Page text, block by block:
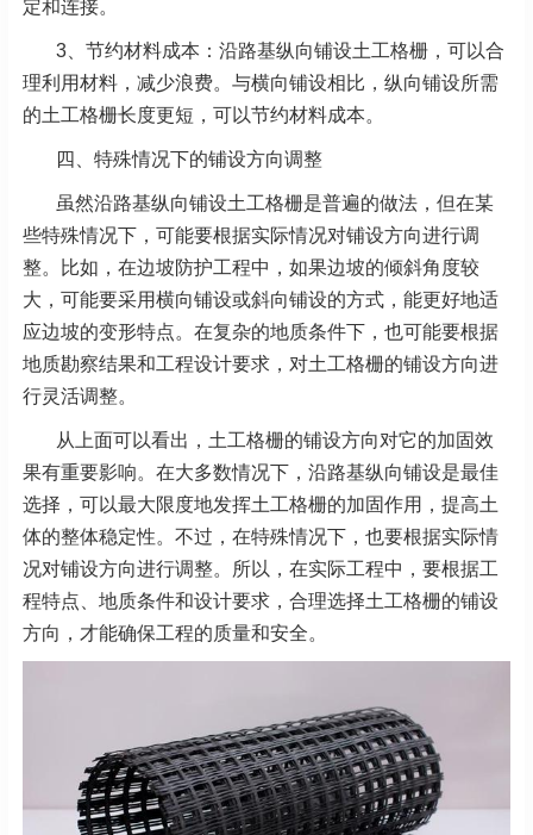
定和连接。
3、节约材料成本：沿路基纵向铺设土工格栅，可以合
理利用材料，减少浪费。与横向铺设相比，纵向铺设所需
的土工格栅长度更短，可以节约材料成本。
四、特殊情况下的铺设方向调整
虽然沿路基纵向铺设土工格栅是普遍的做法，但在某
些特殊情况下，可能要根据实际情况对铺设方向进行调
整。比如，在边坡防护工程中，如果边坡的倾斜角度较
大，可能要采用横向铺设或斜向铺设的方式，能更好地适
应边坡的变形特点。在复杂的地质条件下，也可能要根据
地质勘察结果和工程设计要求，对土工格栅的铺设方向进
行灵活调整。
从上面可以看出，土工格栅的铺设方向对它的加固效
果有重要影响。在大多数情况下，沿路基纵向铺设是最佳
选择，可以最大限度地发挥土工格栅的加固作用，提高土
体的整体稳定性。不过，在特殊情况下，也要根据实际情
况对铺设方向进行调整。所以，在实际工程中，要根据工
程特点、地质条件和设计要求，合理选择土工格栅的铺设
方向，才能确保工程的质量和安全。